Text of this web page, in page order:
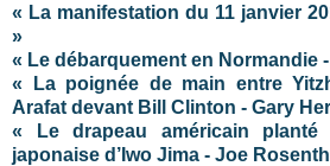
« La manifestation du 11 janvier
»
« Le débarquement en Normandie
« La poignée de main entre
Arafat devant Bill Clinton - Gary
« Le drapeau américain planté
japonaise d’Iwo Jima - Joe